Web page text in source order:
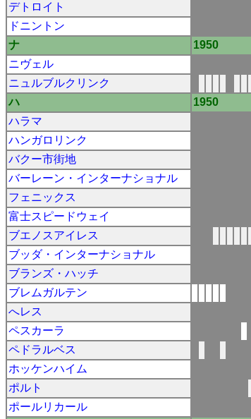
デトロイト
ドニントン
ナ
1950
ニヴェル
ニュルブルクリンク
ハ
1950
ハラマ
ハンガロリンク
バクー市街地
バーレーン・インターナショナル
フェニックス
富士スピードウェイ
ブエノスアイレス
ブッダ・インターナショナル
ブランズ・ハッチ
ブレムガルテン
へレス
ペスカーラ
ペドラルベス
ホッケンハイム
ポルト
ポールリカール